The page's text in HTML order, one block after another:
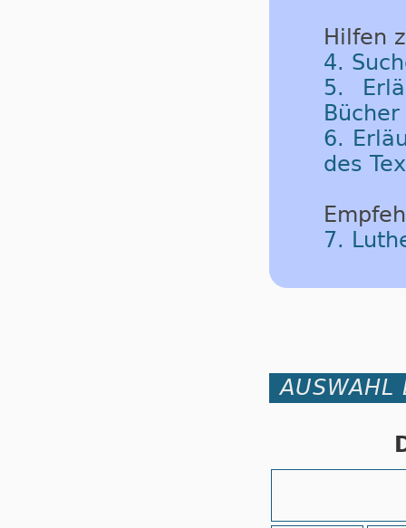
Hilfen
4.
5.
6.
des
7.
AUSWAHL